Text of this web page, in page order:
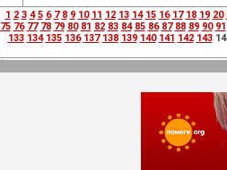
1 2 3 4 5 6 7 8 9 10 11 12 13 14 15 16 17 18 19 20
75 76 77 78 79 80 81 82 83 84 85 86 87 88 89 90 91
133 134 135 136 137 138 139 140 141 142 143